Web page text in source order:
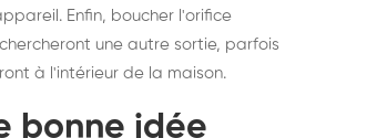
Enfin, boucher l'orifice
une autre sortie, parfois
à l'intérieur de la maison.
bonne idée